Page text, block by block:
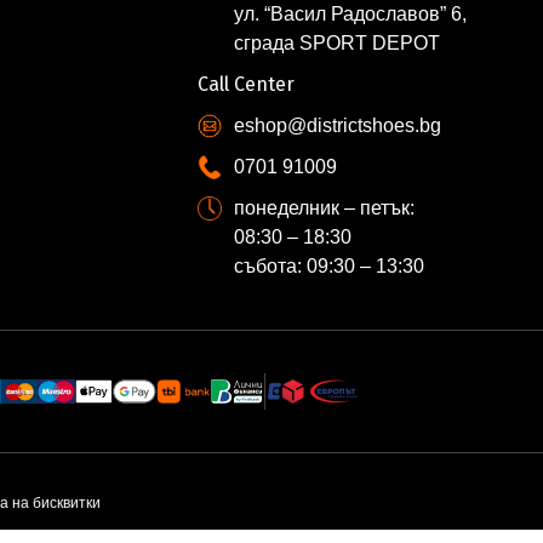
ул. “Васил Радославов” 6,
сграда SPORT DEPOT
Call Center
eshop@districtshoes.bg
0701 91009
понеделник – петък:
08:30 – 18:30
събота: 09:30 – 13:30
на бисквитки